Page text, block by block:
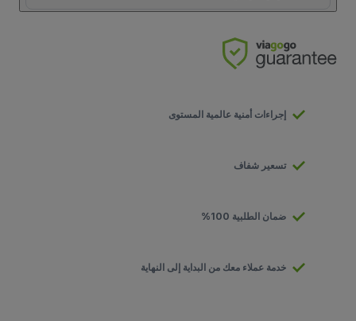
إجراءات أمنية عالمية المستوى
تسعير شفاف
ضمان الطلبية 100%
خدمة عملاء معك من البداية إلى النهاية